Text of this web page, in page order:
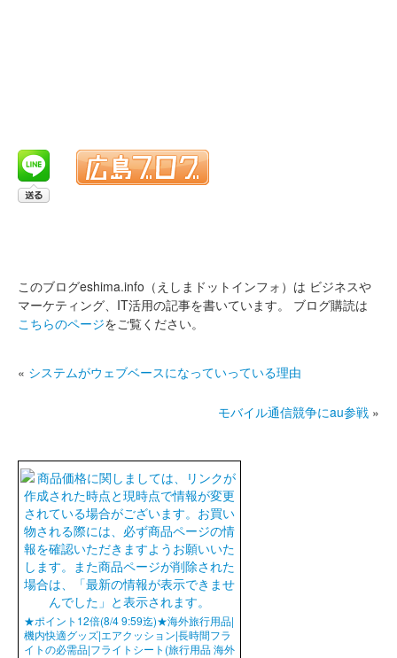
このブログeshima.info（えしまドットインフォ）は ビジネスや
マーケティング、IT活用の記事を書いています。
ブログ購読は
こちらのページをご覧ください。
« システムがウェブベースになっていっている理由
モバイル通信競争にau参戦 »
★ポイント12倍(8/4 9:59迄)★海外旅行用品|
機内快適グッズ|エアクッション|長時間フラ
イトの必需品|フライトシート(旅行用品 海外